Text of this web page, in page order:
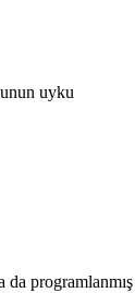
uyku
da programlanmış